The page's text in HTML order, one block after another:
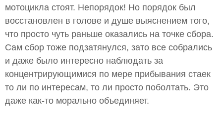
мотоцикла стоят. Непорядок! Но порядок был
восстановлен в голове и душе выяснением того,
что просто чуть раньше оказались на точке сбора.
Сам сбор тоже подзатянулся, зато все собрались
и даже было интересно наблюдать за
концентрирующимися по мере прибывания стаек
то ли по интересам, то ли просто поболтать. Это
даже как-то морально объединяет.